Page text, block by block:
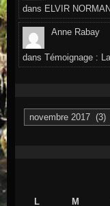
dans ELVIR
Anne Rabay
dansTémoignage :
Archives
L
M